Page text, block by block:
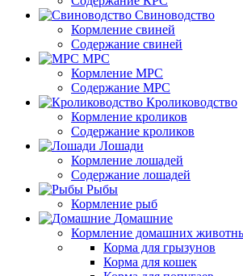
Свиноводство
Кормление свиней
Содержание свиней
МРС
Кормление МРС
Содержание МРС
Кролиководство
Кормление кроликов
Содержание кроликов
Лошади
Кормление лошадей
Содержание лошадей
Рыбы
Кормление рыб
Домашние
Кормление домашних
Корма для грызунов
Корма для кошек